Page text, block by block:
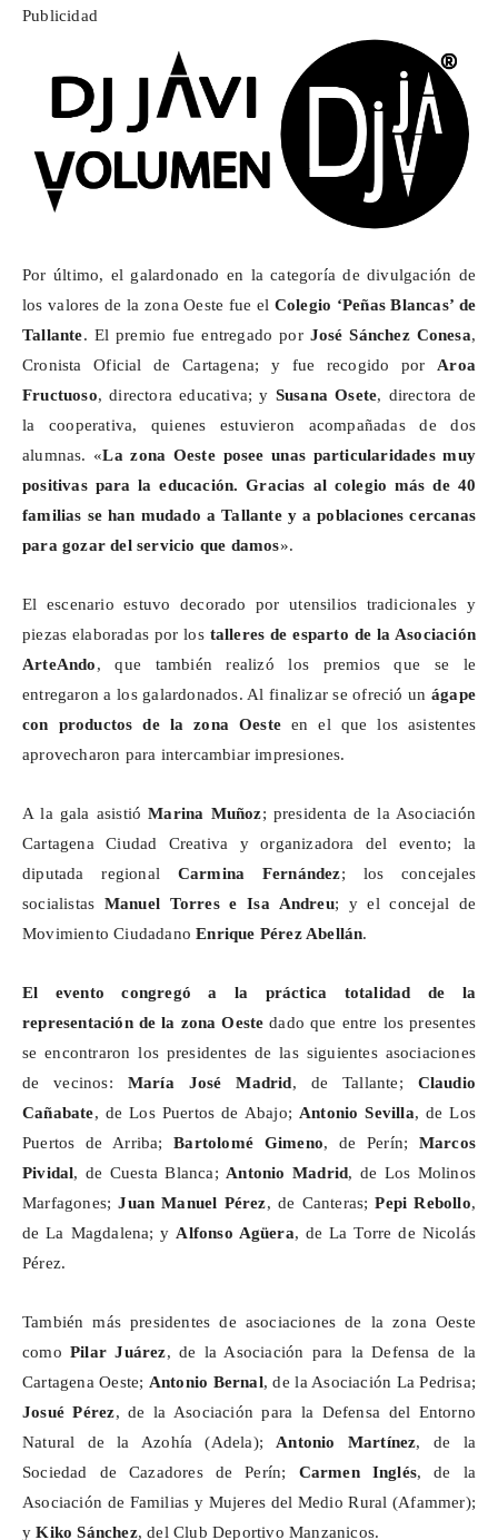
Publicidad
Por último, el galardonado en la categoría de divulgación de
los valores de la zona Oeste fue el Colegio ‘Peñas Blancas’ de
Tallante. El premio fue entregado por José Sánchez Conesa,
Cronista Oficial de Cartagena; y fue recogido por Aroa
Fructuoso, directora educativa; y Susana Osete, directora de
la cooperativa, quienes estuvieron acompañadas de dos
alumnas. «La zona Oeste posee unas particularidades muy
positivas para la educación. Gracias al colegio más de 40
familias se han mudado a Tallante y a poblaciones cercanas
para gozar del servicio que damos».
El escenario estuvo decorado por utensilios tradicionales y
piezas elaboradas por los talleres de esparto de la Asociación
ArteAndo, que también realizó los premios que se le
entregaron a los galardonados. Al finalizar se ofreció un ágape
con productos de la zona Oeste en el que los asistentes
aprovecharon para intercambiar impresiones.
A la gala asistió Marina Muñoz; presidenta de la Asociación
Cartagena Ciudad Creativa y organizadora del evento; la
diputada regional Carmina Fernández; los concejales
socialistas Manuel Torres e Isa Andreu; y el concejal de
Movimiento CiudadanoEnrique Pérez Abellán.
El evento congregó a la práctica totalidad de la
representación de la zona Oeste dado que entre los presentes
se encontraron los presidentes de las siguientes asociaciones
de vecinos: María José Madrid, de Tallante; Claudio
Cañabate, de Los Puertos de Abajo; Antonio Sevilla, de Los
Puertos de Arriba;Bartolomé Gimeno, de Perín; Marcos
Pividal, de Cuesta Blanca; Antonio Madrid, de Los Molinos
Marfagones;Juan Manuel Pérez, de Canteras;Pepi Rebollo,
de La Magdalena; y Alfonso Agüera, de La Torre de Nicolás
Pérez.
También más presidentes de asociaciones de la zona Oeste
comoPilar Juárez, de la Asociación para la Defensa de la
Cartagena Oeste; Antonio Bernal, de la Asociación LaPedrisa;
Josué Pérez, de la Asociación para la Defensa del Entorno
Natural de la Azohía (Adela); Antonio Martínez, de la
Sociedad de Cazadores dePerín; Carmen Inglés, de la
Asociación de Familias y Mujeres del Medio Rural (Afammer);
yKiko Sánchez, del Club DeportivoManzanicos.